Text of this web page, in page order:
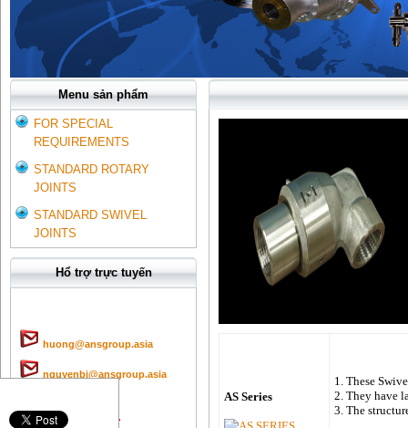
Menu sản phẩm
FOR SPECIAL
REQUIREMENTS
STANDARD ROTARY
JOINTS
STANDARD SWIVEL
JOINTS
Hổ trợ trực tuyến
huong@ansgroup.asia
nguyenbi@ansgroup.asia
0984359334
AS Series
1. These
2. They have
3. The